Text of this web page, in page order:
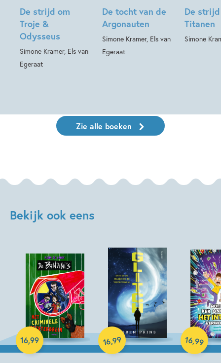
De strijd om
Troje &
Odysseus
Simone Kramer, Els van
Egeraat
De tocht van de
Argonauten
Simone Kramer, Els van
Egeraat
De
Titanen
Simone
Zie alle boeken
Bekijk ook eens
16,99
Hardcover 16,99
Paperback
16,99
Hardcover